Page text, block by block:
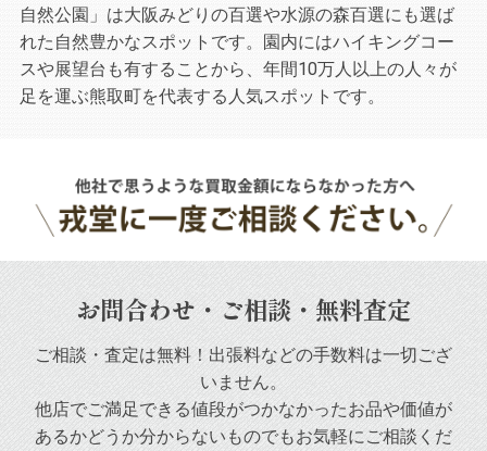
自然公園」は大阪みどりの百選や水源の森百選にも選ば
れた自然豊かなスポットです。園内にはハイキングコー
スや展望台も有することから、年間10万人以上の人々が
足を運ぶ熊取町を代表する人気スポットです。
お問合わせ・ご相談・無料査定
ご相談・査定は無料！出張料などの手数料は一切ござ
いません。
他店でご満足できる値段がつかなかったお品や価値が
あるかどうか分からないものでもお気軽にご相談くだ